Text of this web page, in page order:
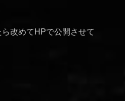
改めてHPで公開させて